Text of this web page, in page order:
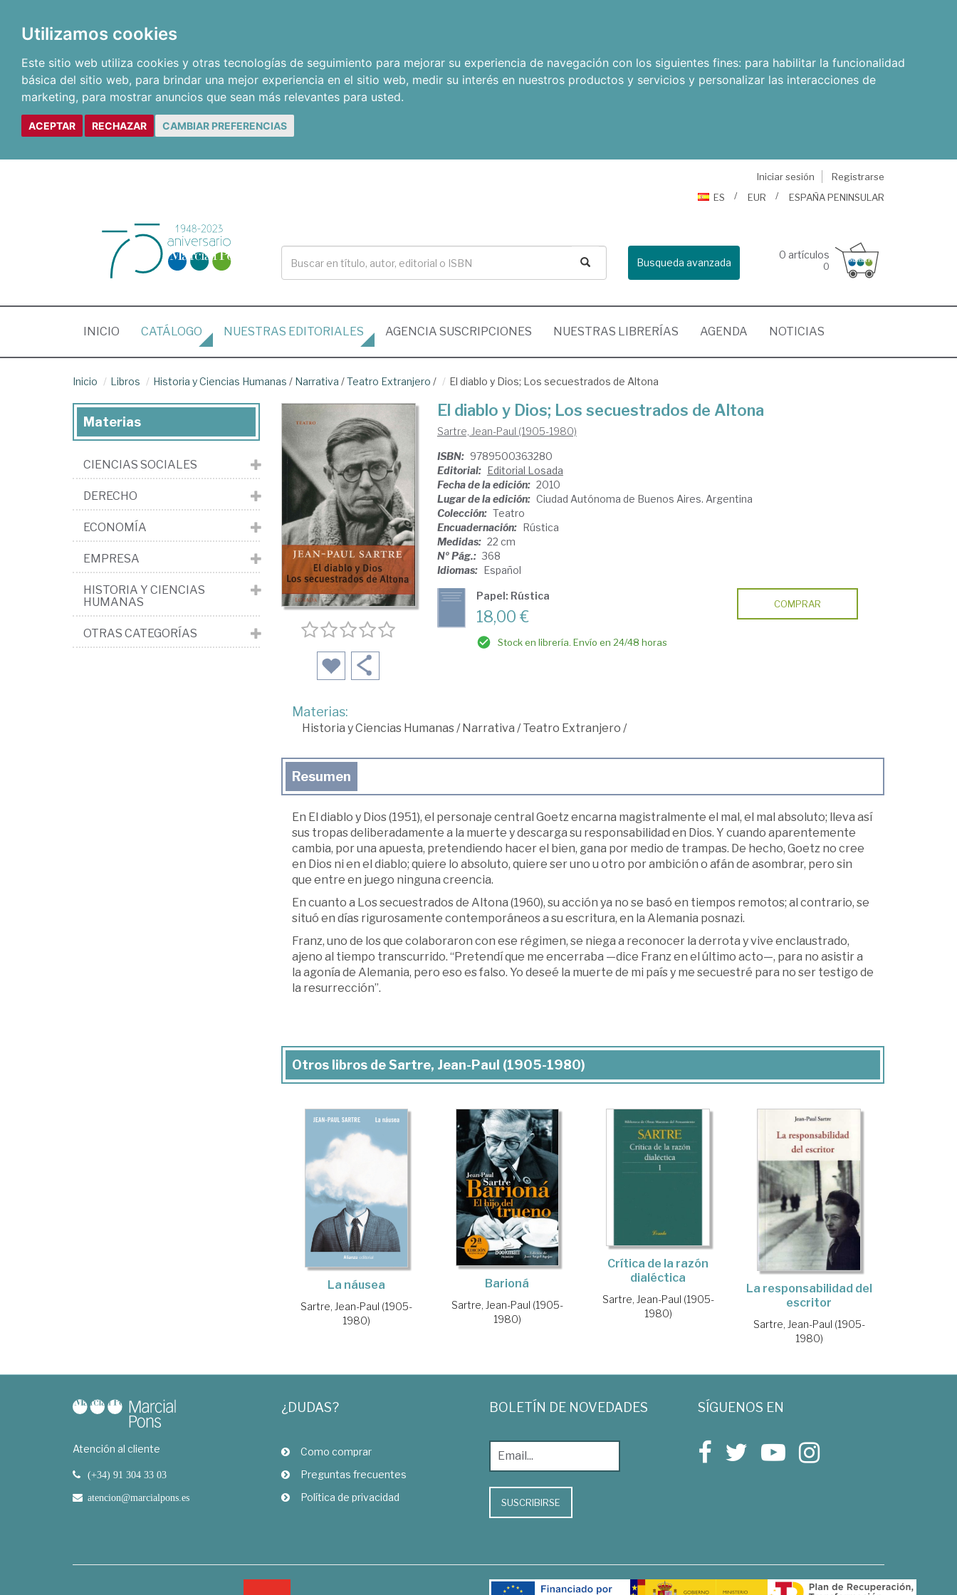
Utilizamos cookies
Este sitio web utiliza cookies y otras tecnologías de seguimiento para mejorar su experiencia de navegación con los siguientes fines: para habilitar la funcionalidad
básica del sitio web, para brindar una mejor experiencia en el sitio web, medir su interés en nuestros productos y servicios y personalizar las interacciones de
marketing, para mostrar anuncios que sean más relevantes para usted.
ACEPTAR RECHAZAR CAMBIAR PREFERENCIAS
Iniciar sesión
Registrarse
ES
EUR ESPAÑA PENINSULAR
Busqueda avanzada
0 artículos
0
INICIO (CURRENT)
CATÁLOGO NUESTRAS EDITORIALES AGENCIA SUSCRIPCIONES NUESTRAS LIBRERÍAS AGENDA NOTICIAS
Inicio Libros Historia y Ciencias Humanas / Narrativa /Teatro Extranjero / El diablo y Dios; Los secuestrados de Altona
El diablo y Dios; Los secuestrados de Altona
Sartre, Jean-Paul (1905-1980)
ISBN: 9789500363280
Editorial: Editorial Losada
Fecha de la edición: 2010
Lugar de la edición: Ciudad Autónoma de Buenos Aires. Argentina
Colección: Teatro
Encuadernación: Rústica
Medidas: 22 cm
Nº Pág.: 368
Idiomas: Español
Papel: Rústica
18,00 €
Stock en librería. Envío en 24/48 horas
COMPRAR
Materias:
Historia y Ciencias Humanas/Narrativa /Teatro Extranjero /
Resumen
En El diablo y Dios (1951), el personaje central Goetz encarna magistralmente el mal, el mal absoluto; lleva así
sus tropas deliberadamente a la muerte y descarga su responsabilidad en Dios. Y cuando aparentemente
cambia, por una apuesta, pretendiendo hacer el bien, gana por medio de trampas. De hecho, Goetz no cree
en Dios ni en el diablo; quiere lo absoluto, quiere ser uno u otro por ambición o afán de asombrar, pero sin
que entre en juego ninguna creencia.
En cuanto a Los secuestrados de Altona (1960), su acción ya no se basó en tiempos remotos; al contrario, se
situó en días rigurosamente contemporáneos a su escritura, en la Alemania posnazi.
Franz, uno de los que colaboraron con ese régimen, se niega a reconocer la derrota y vive enclaustrado,
ajeno al tiempo transcurrido. “Pretendí que me encerraba —dice Franz en el último acto—, para no asistir a
la agonía de Alemania, pero eso es falso. Yo deseé la muerte de mi país y me secuestré para no ser testigo de
la resurrección”.
Otros libros de Sartre, Jean-Paul (1905-1980)
La náusea
Sartre, Jean-Paul (1905-
1980)
Barioná
Sartre, Jean-Paul (1905-
1980)
Crítica de la razón
dialéctica
Sartre, Jean-Paul (1905-
1980)
La responsabilidad del
escritor
Sartre, Jean-Paul (1905-
1980)
Materias
CIENCIAS SOCIALES
DERECHO
ECONOMÍA
EMPRESA
HISTORIA Y CIENCIAS
HUMANAS
OTRAS CATEGORÍAS
Atención al cliente
(+34) 91 304 33 03
atencion@marcialpons.es
¿DUDAS?
Como comprar
Preguntas frecuentes
Política de privacidad
BOLETÍN DE NOVEDADES
SUSCRIBIRSE
SÍGUENOS EN